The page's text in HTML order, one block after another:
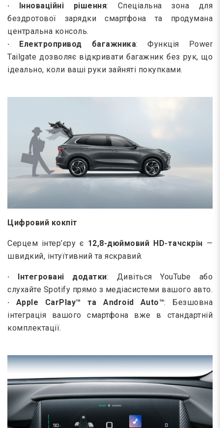
· Інноваційні рішення: Спеціальна зона для
бездротової зарядки смартфона та продумана
центральна консоль.
· Електропривод багажника: Функція Power
Tailgate дозволяє відкривати багажник без рук, що
ідеально, коли ваші руки зайняті покупками.
Цифровий кокпіт
Серцем інтер’єру є 12,8-дюймовий HD-тачскрін —
швидкий, інтуїтивний та яскравий.
· Інтегровані додатки: Дивіться YouTube або
слухайте Spotify прямо з медіасистеми вашого авто.
· Apple CarPlay™ та Android Auto™: Безшовна
інтеграція вашого смартфона вже в стандартній
комплектації.